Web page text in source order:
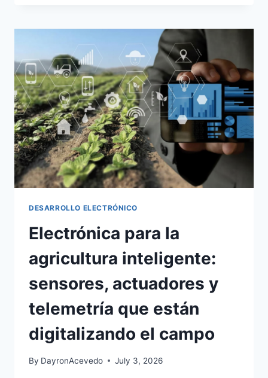
DESARROLLO ELECTRÓNICO
Electrónica para la
agricultura inteligente:
sensores, actuadores y
telemetría que están
digitalizando el campo
By DayronAcevedo July 3, 2026